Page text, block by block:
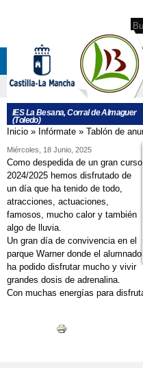
IES La Besana, Corral de Almaguer
(Toledo)
Se encuentra
Inicio » Infórmate » Tablón de
Miércoles, 18 Junio, 2025
Como despedida de un gran curso
2024/2025 hemos disfrutado de
un día que ha tenido de todo,
atracciones, actuaciones,
famosos, mucho calor y también
algo de lluvia.
Un gran día de convivencia en el
parque Warner donde el alumnado
ha podido disfrutar mucho y vivir
grandes dosis de adrenalina.
Con muchas energías para